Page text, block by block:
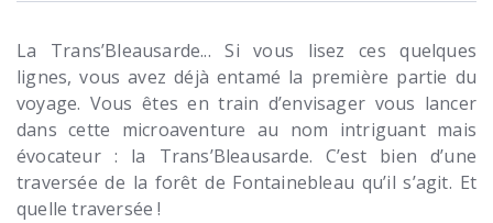
La Trans’Bleausarde... Si vous lisez ces quelques
lignes, vous avez déjà entamé la première partie du
voyage. Vous êtes en train d’envisager vous lancer
dans cette microaventure au nom intriguant mais
évocateur : la Trans’Bleausarde. C’est bien d’une
traversée de la forêt de Fontainebleau qu’il s’agit. Et
quelle traversée !